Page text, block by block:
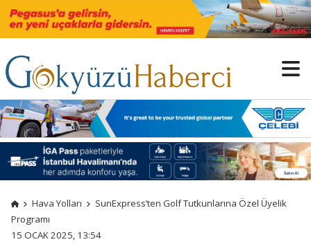
Hava Yolları
SunExpress’ten Golf Tutkunlarına Özel Üyelik
Programı
15 OCAK 2025, 13:54